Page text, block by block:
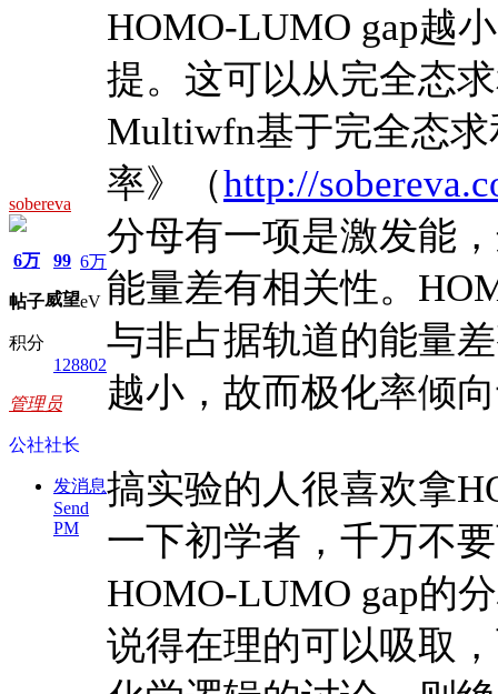
sobereva
6万
帖子
99
威望
6万
eV
积分
128802
管理员
公社社长
发消息
Send
PM
HOMO-LUMO gap越
提。这可以从完全态
Multiwfn基于完全态
率》（http://
分母有一项是激发能
能量差有相关性。
与非占据轨道的能量
越小，故而极化率倾
搞实验的人很喜欢拿
一下初学者，千万不
HOMO-LUMO gap的
说得在理的可以吸取